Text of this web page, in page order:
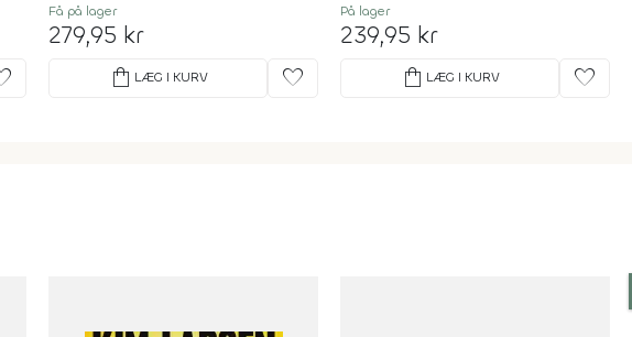
Få på lager
279,95 kr
shopping_bag LÆG I KURV favorite
På lager
239,95 kr
shopping_bag LÆG I KURV favorite